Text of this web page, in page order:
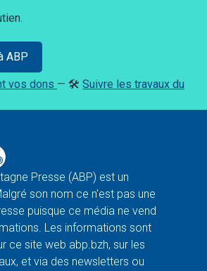
ABP
vos dons — 🛠️ Suivre les travaux du
Presse (ABP) est un
son nom ce n'est pas une
puisque ce média ne vend
Les informations sont
ce site web abp.bzh, sur les
et via des newsletters ou